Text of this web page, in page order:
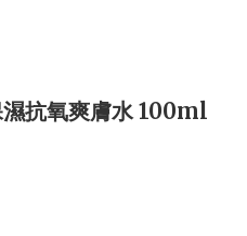
抗氧爽膚水 100ml